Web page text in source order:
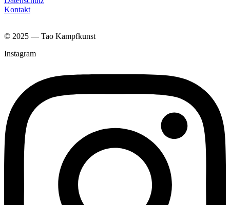
Kontakt
© 2025 — Tao Kampfkunst
Instagram